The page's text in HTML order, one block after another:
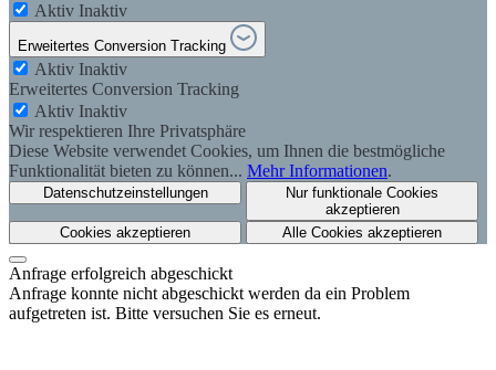
Aktiv Inaktiv
Erweitertes Conversion Tracking
Aktiv Inaktiv
Erweitertes Conversion Tracking
Aktiv Inaktiv
Wir respektieren Ihre Privatsphäre
Diese Website verwendet Cookies, um Ihnen die bestmögliche
Funktionalität bieten zu können... Mehr Informationen.
Datenschutzeinstellungen
Nur funktionale Cookies
akzeptieren
Cookies akzeptieren
Alle Cookies akzeptieren
Anfrage erfolgreich abgeschickt
Anfrage konnte nicht abgeschickt werden da ein Problem
aufgetreten ist. Bitte versuchen Sie es erneut.